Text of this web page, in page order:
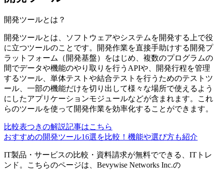
開発ツールとは？
開発ツールとは、ソフトウェアやシステムを開発する上で役
に立つツールのことです。開発作業を直接手助けする開発プ
ラットフォーム（開発基盤）をはじめ、複数のプログラムの
間でデータや機能のやり取りを行うAPIや、開発行程を管理
するツール、単体テストや結合テストを行うためのテストツ
ール、一部の機能だけを切り出して様々な場所で使えるよう
にしたアプリケーションモジュールなどが含まれます。これ
らのツールを使って開発作業を効率化することができます。
比較表つきの解説記事はこちら
おすすめの開発ツール16選を比較！機能や選び方も紹介
IT製品・サービスの比較・資料請求が無料でできる、ITトレ
ンド。こちらのページは、 Bevywise Networks Inc.の